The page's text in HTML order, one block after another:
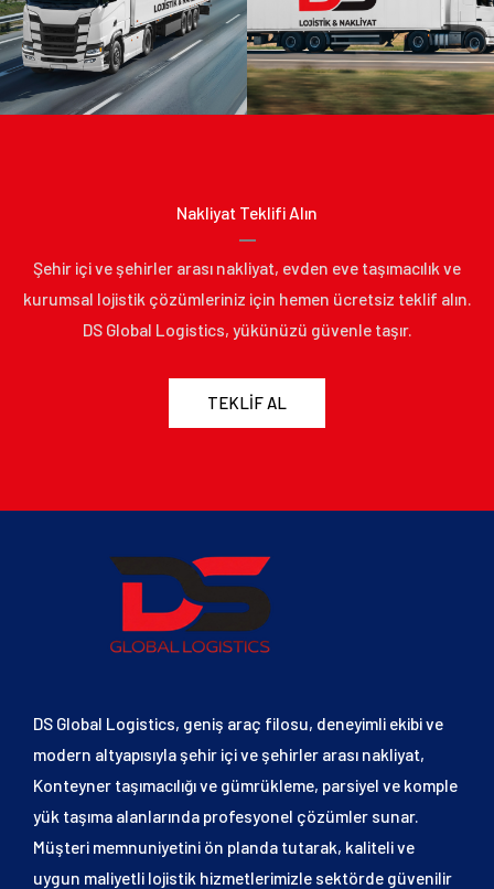
Nakliyat Teklifi Alın
Şehir içi ve şehirler arası nakliyat, evden eve taşımacılık ve
kurumsal lojistik çözümleriniz için hemen ücretsiz teklif alın.
DS Global Logistics, yükünüzü güvenle taşır.
TEKLIF AL
DS Global Logistics, geniş araç filosu, deneyimli ekibi ve
modern altyapısıyla şehir içi ve şehirler arası nakliyat,
Konteyner taşımacılığı ve gümrükleme, parsiyel ve komple
yük taşıma alanlarında profesyonel çözümler sunar.
Müşteri memnuniyetini ön planda tutarak, kaliteli ve
uygun maliyetli lojistik hizmetlerimizle sektörde güvenilir